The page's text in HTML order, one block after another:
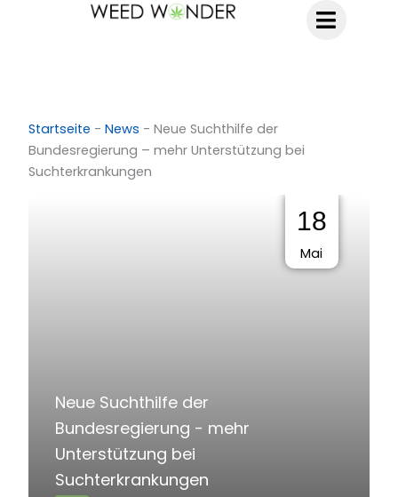
Startseite -News -Neue Suchthilfe der
Bundesregierung – mehr Unterstützung bei
Suchterkrankungen
18
Mai
Neue Suchthilfe der
Bundesregierung - mehr
Unterstützung bei
Suchterkrankungen